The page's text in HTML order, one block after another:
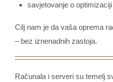
savjetovanje o
Cilj nam je da vaša oprema
– bez iznenadnih zastoja.
Računala i serveri su temelj